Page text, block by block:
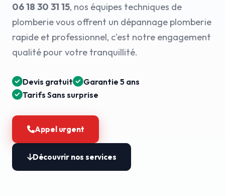
06 18 30 31 15, nos équipes techniques de
plomberie vous offrent un dépannage plomberie
rapide et professionnel, c'est notre engagement
qualité pour votre tranquillité.
Devis gratuit
Garantie 5 ans
Tarifs Sans surprise
Appel urgent
Découvrir nos services